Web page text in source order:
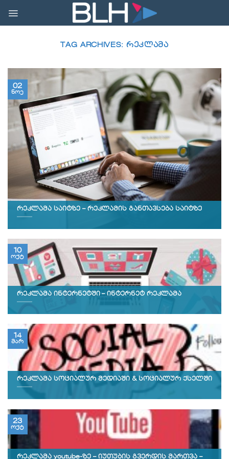
content
TAG ARCHIVES: ᲠᲔᲙᲚᲐᲛᲐ
რეკლამა საიტზე – რეკლამის განთავსება საიტზე
02
ნოე
რეკლამა ინტერნეტში – ინტერნეტ რეკლამა
10
ოქტ
რეკლამა სოციალურ მედიაში & სოციალურ ქსელში
14
მარ
რეკლამა youtube-ზე – იუთუბის გვერდის მართვა –
23
ოქტ